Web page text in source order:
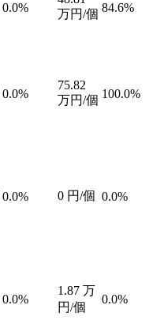
0.0%
万円/個 84.6%
0.0%
75.82
万円/個 100.0%
0.0% 0 円/個 0.0%
0.0%
1.87 万
円/個
0.0%